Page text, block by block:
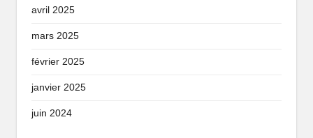
avril 2025
mars 2025
février 2025
janvier 2025
juin 2024